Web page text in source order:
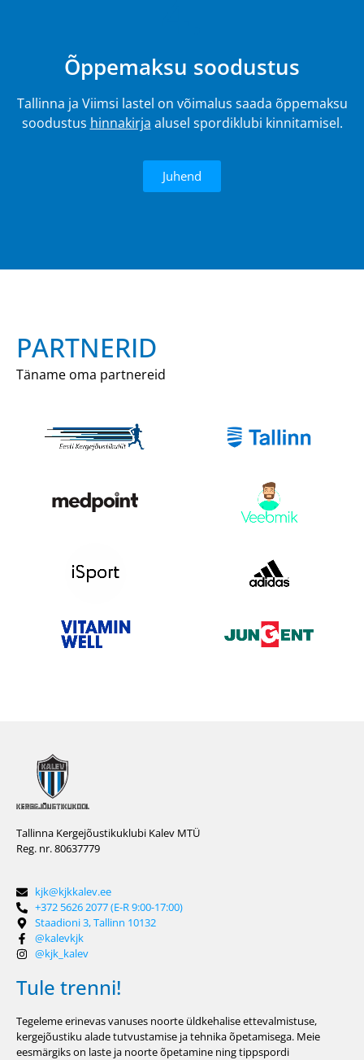
Õppemaksu soodustus
Tallinna ja Viimsi lastel on võimalus saada õppemaksu
soodustus hinnakirja alusel spordiklubi kinnitamisel.
Juhend
PARTNERID
Täname oma partnereid
Tallinna Kergejõustikuklubi Kalev MTÜ
Reg. nr. 80637779
kjk@kjkkalev.ee
+372 5626 2077 (E-R 9:00-17:00)
Staadioni 3, Tallinn 10132
@kalevkjk
@kjk_kalev
Tule trenni!
Tegeleme erinevas vanuses noorte üldkehalise ettevalmistuse,
kergejõustiku alade tutvustamise ja tehnika õpetamisega. Meie
eesmärgiks on laste ja noorte õpetamine ning tippspordi